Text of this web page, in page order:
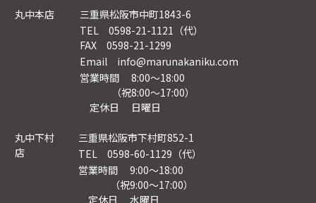
丸中本店
三重県松阪市中町1843-6
TEL 0598-21-1121（代）
FAX 0598-21-1299
Email info@marunakaniku.com
営業時間 8:00～18:00
（祝8:00〜17:00）
定休日 日曜日
丸中下村
店
三重県松阪市下村町852-1
TEL 0598-60-1129（代）
営業時間 9:00～18:00
（祝9:00〜17:00）
定休日 水曜日